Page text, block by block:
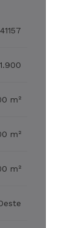
m²
m²
m²